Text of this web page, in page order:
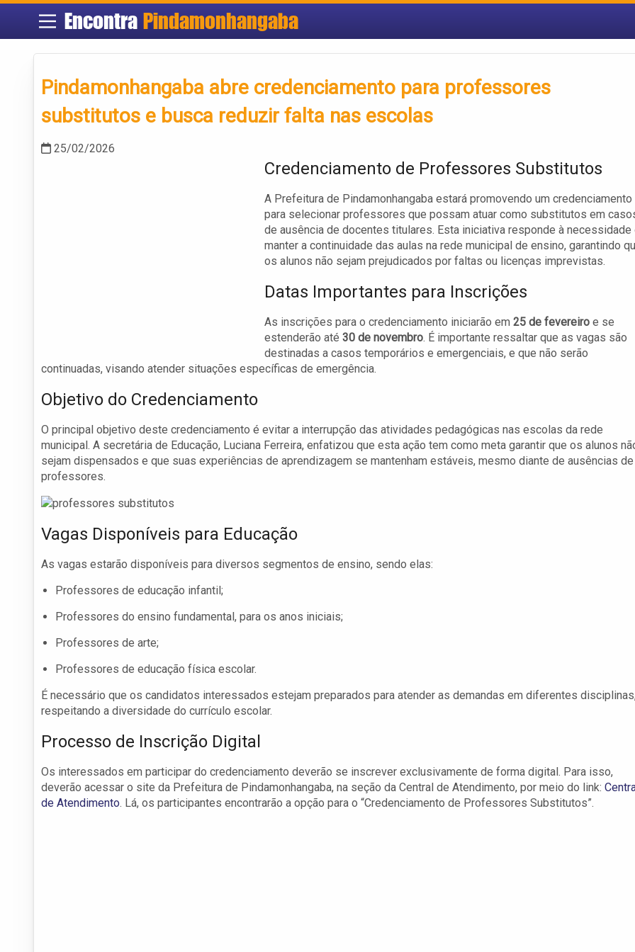
Encontra Pindamonhangaba
Pindamonhangaba abre credenciamento para professores
substitutos e busca reduzir falta nas escolas
25/02/2026
Credenciamento de Professores Substitutos
A Prefeitura de Pindamonhangaba estará promovendo um credenciamento
para selecionar professores que possam atuar como substitutos em
de ausência de docentes titulares. Esta iniciativa responde à necessidade
manter a continuidade das aulas na rede municipal de ensino, garantindo
os alunos não sejam prejudicados por faltas ou licenças imprevistas.
Datas Importantes para Inscrições
As inscrições para o credenciamento iniciarão em 25 de fevereiro e se
estenderão até 30 de novembro. É importante ressaltar que as vagas são
destinadas a casos temporários e emergenciais, e que não serão
continuadas, visando atender situações específicas de emergência.
Objetivo do Credenciamento
O principal objetivo deste credenciamento é evitar a interrupção das atividades pedagógicas nas escolas da rede
municipal. A secretária de Educação, Luciana Ferreira, enfatizou que esta ação tem como meta garantir que os alunos
sejam dispensados e que suas experiências de aprendizagem se mantenham estáveis, mesmo diante de ausências de
professores.
Vagas Disponíveis para Educação
As vagas estarão disponíveis para diversos segmentos de ensino, sendo elas:
Professores de educação infantil;
Professores do ensino fundamental, para os anos iniciais;
Professores de arte;
Professores de educação física escolar.
É necessário que os candidatos interessados estejam preparados para atender as demandas em diferentes
respeitando a diversidade do currículo escolar.
Processo de Inscrição Digital
Os interessados em participar do credenciamento deverão se inscrever exclusivamente de forma digital. Para isso,
deverão acessar o site da Prefeitura de Pindamonhangaba, na seção da Central de Atendimento, por meio do link:
de Atendimento. Lá, os participantes encontrarão a opção para o “Credenciamento de Professores Substitutos”.